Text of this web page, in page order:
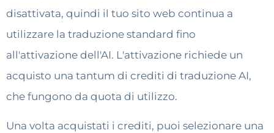
disattivata, quindi il tuo sito web continua a
utilizzare la traduzione standard fino
all'attivazione dell'AI. L'attivazione richiede un
acquisto una tantum di crediti di traduzione AI,
che fungono da quota di utilizzo.
Una volta acquistati i crediti, puoi selezionare una